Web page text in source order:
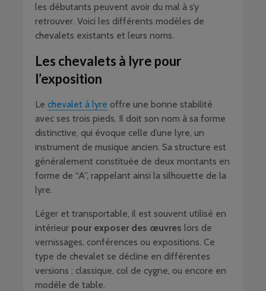
les débutants peuvent avoir du mal à s’y
retrouver. Voici les différents modèles de
chevalets existants et leurs noms.
Les chevalets à lyre pour
l’exposition
Le chevalet à lyre offre une bonne stabilité
avec ses trois pieds. Il doit son nom à sa forme
distinctive, qui évoque celle d’une lyre, un
instrument de musique ancien. Sa structure est
généralement constituée de deux montants en
forme de “A”, rappelant ainsi la silhouette de la
lyre.
Léger et transportable, il est souvent utilisé en
intérieur pour exposer des œuvres lors de
vernissages, conférences ou expositions. Ce
type de chevalet se décline en différentes
versions : classique, col de cygne, ou encore en
modèle de table.